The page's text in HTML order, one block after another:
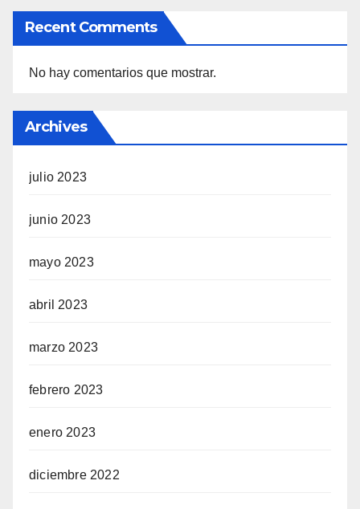
Recent Comments
No hay comentarios que mostrar.
Archives
julio 2023
junio 2023
mayo 2023
abril 2023
marzo 2023
febrero 2023
enero 2023
diciembre 2022